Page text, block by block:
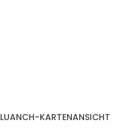
LUANCH-KARTENANSICHT